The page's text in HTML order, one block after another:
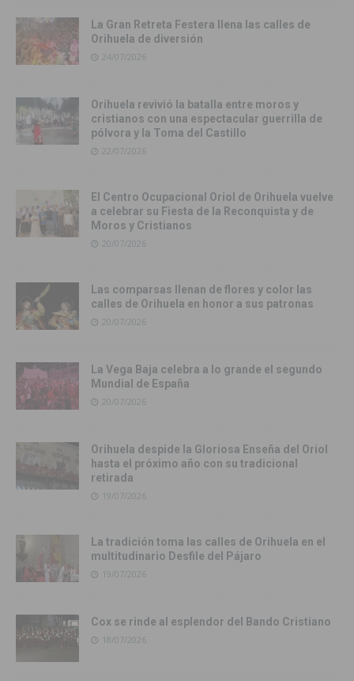
La Gran Retreta Festera llena las calles de
Orihuela de diversión
24/07/2026
Orihuela revivió la batalla entre moros y
cristianos con una espectacular guerrilla de
pólvora y la Toma del Castillo
22/07/2026
El Centro Ocupacional Oriol de Orihuela vuelve
a celebrar su Fiesta de la Reconquista y de
Moros y Cristianos
20/07/2026
Las comparsas llenan de flores y color las
calles de Orihuela en honor a sus patronas
20/07/2026
La Vega Baja celebra a lo grande el segundo
Mundial de España
20/07/2026
Orihuela despide la Gloriosa Enseña del Oriol
hasta el próximo año con su tradicional
retirada
19/07/2026
La tradición toma las calles de Orihuela en el
multitudinario Desfile del Pájaro
19/07/2026
Cox se rinde al esplendor del Bando Cristiano
18/07/2026